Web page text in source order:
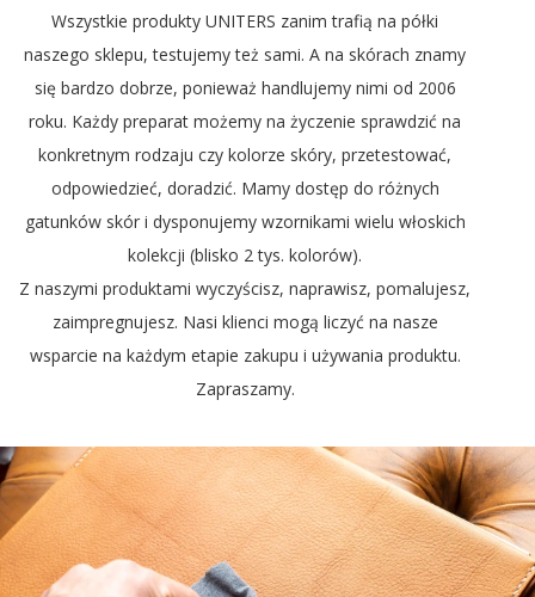
Wszystkie produkty UNITERS zanim trafią na półki
naszego sklepu, testujemy też sami. A na skórach znamy
się bardzo dobrze, ponieważ handlujemy nimi od 2006
roku. Każdy preparat możemy na życzenie sprawdzić na
konkretnym rodzaju czy kolorze skóry, przetestować,
odpowiedzieć, doradzić. Mamy dostęp do różnych
gatunków skór i dysponujemy wzornikami wielu włoskich
kolekcji (blisko 2 tys. kolorów).
Z naszymi produktami wyczyścisz, naprawisz, pomalujesz,
zaimpregnujesz. Nasi klienci mogą liczyć na nasze
wsparcie na każdym etapie zakupu i używania produktu.
Zapraszamy.